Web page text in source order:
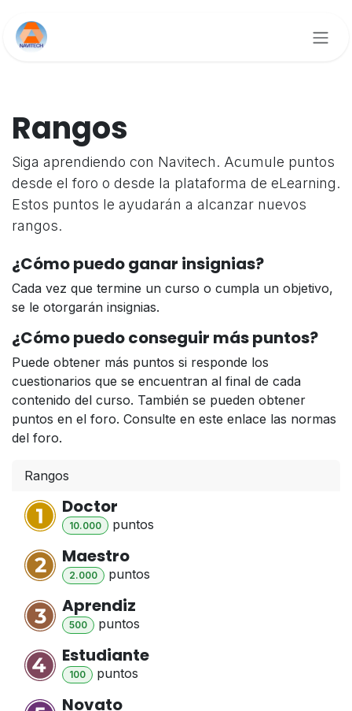
Rangos
Siga aprendiendo con Navitech. Acumule puntos
desde el foro o desde la plataforma de eLearning.
Estos puntos le ayudarán a alcanzar nuevos
rangos.
¿Cómo puedo ganar insignias?
Cada vez que termine un curso o cumpla un objetivo,
se le otorgarán insignias.
¿Cómo puedo conseguir más puntos?
Puede obtener más puntos si responde los
cuestionarios que se encuentran al final de cada
contenido del curso. También se pueden obtener
puntos en el foro. Consulte en este enlace las normas
del foro.
Rangos
Doctor
10.000 puntos
Maestro
2.000 puntos
Aprendiz
500 puntos
Estudiante
100 puntos
Novato